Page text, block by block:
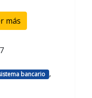
más
bancario ,